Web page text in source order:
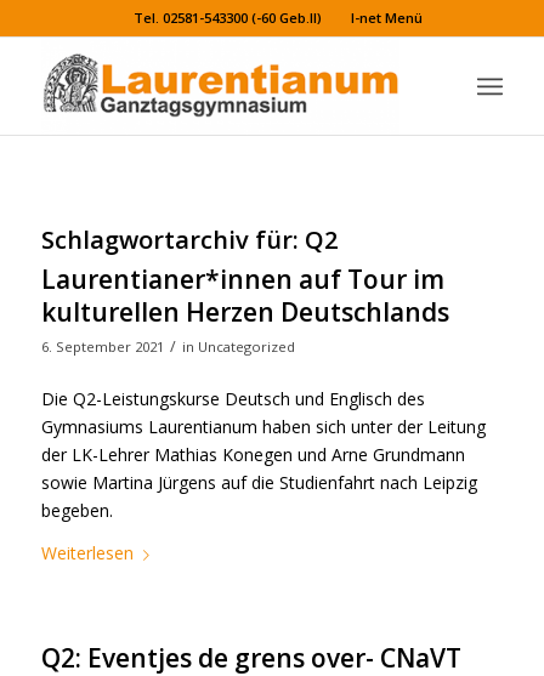
Tel. 02581-543300 (-60 Geb.II) I-net Menü
Schlagwortarchiv für: Q2
Laurentianer*innen auf Tour im
kulturellen Herzen Deutschlands
6. September 2021 / in Uncategorized
Die Q2-Leistungskurse Deutsch und Englisch des
Gymnasiums Laurentianum haben sich unter der Leitung
der LK-Lehrer Mathias Konegen und Arne Grundmann
sowie Martina Jürgens auf die Studienfahrt nach Leipzig
begeben.
Weiterlesen
Q2: Eventjes de grens over- CNaVT